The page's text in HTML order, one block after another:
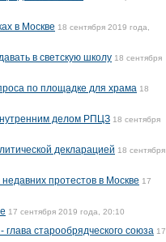
в Москве 18 сентября 2019 года,
в светскую школу 18 сентября
по площадке для храма 18
делом РПЦЗ 18 сентября
декларацией 18 сентября
протестов в Москве 17
17 сентября 2019 года, 20:10
старообрядческого союза 17